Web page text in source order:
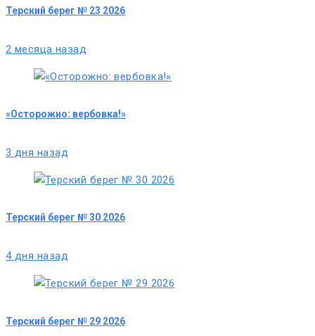
Терский берег № 23 2026
2 месяца назад
«Осторожно: вербовка!»
3 дня назад
Терский берег № 30 2026
4 дня назад
Терский берег № 29 2026